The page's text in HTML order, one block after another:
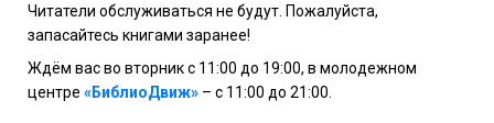
Читатели обслуживаться не будут. Пожалуйста,
запасайтесь книгами заранее!
Ждём вас во вторник с 11:00 до 19:00, в молодежном
центре «БиблиоДвиж» – с 11:00 до 21:00.